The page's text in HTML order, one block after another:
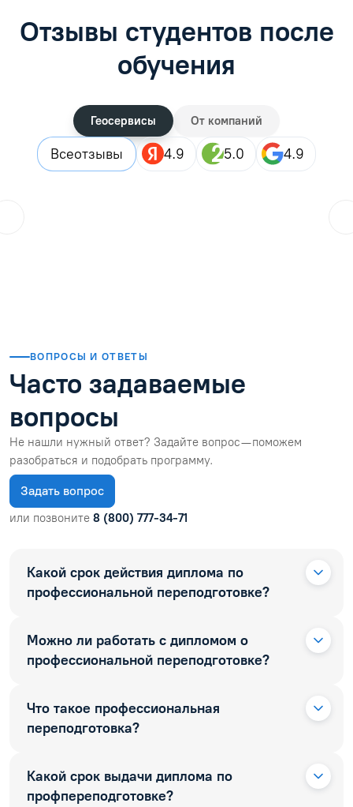
Отзывы студентов после
обучения
Геосервисы От компаний
Всеотзывы 4.9 5.0 4.9
ВОПРОСЫ И ОТВЕТЫ
Часто задаваемые
вопросы
Не нашли нужный ответ? Задайте вопрос — поможем
разобраться и подобрать программу.
Задать вопрос
или позвоните 8 (800) 777-34-71
Какой срок действия диплома по
профессиональной переподготовке?
Можно ли работать с дипломом о
профессиональной переподготовке?
Что такое профессиональная
переподготовка?
Какой срок выдачи диплома по
профпереподготовке?